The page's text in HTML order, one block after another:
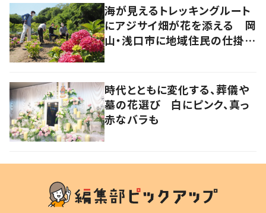
海が見えるトレッキングルート
にアジサイ畑が花を添える 岡
山・浅口市に地域住民の仕掛け
時代とともに変化する、葬儀や
墓の花選び 白にピンク、真っ
赤なバラも